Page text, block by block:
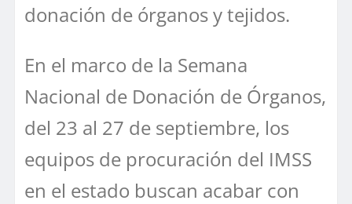
donación de órganos y tejidos.
En el marco de la Semana
Nacional de Donación de Órganos,
del 23 al 27 de septiembre, los
equipos de procuración del IMSS
en el estado buscan acabar con